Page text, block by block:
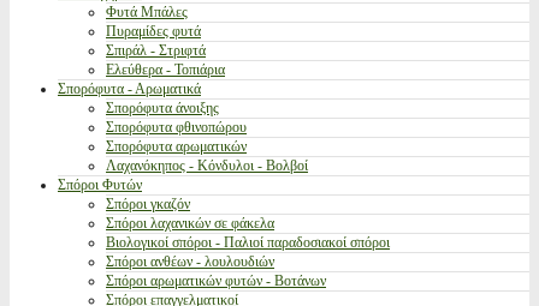
Φυτά Μπάλες
Πυραμίδες φυτά
Σπιράλ - Στριφτά
Ελεύθερα - Τοπιάρια
Σπορόφυτα - Αρωματικά
Σπορόφυτα άνοιξης
Σπορόφυτα φθινοπώρου
Σπορόφυτα αρωματικών
Λαχανόκηπος - Κόνδυλοι - Βολβοί
Σπόροι Φυτών
Σπόροι γκαζόν
Σπόροι λαχανικών σε φάκελα
Βιολογικοί σπόροι - Παλιοί παραδοσιακοί σπόροι
Σπόροι ανθέων - λουλουδιών
Σπόροι αρωματικών φυτών - Βοτάνων
Σπόροι επαγγελματικοί